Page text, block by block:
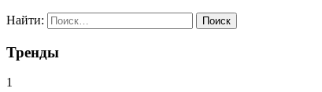
Найти:
Тренды
1